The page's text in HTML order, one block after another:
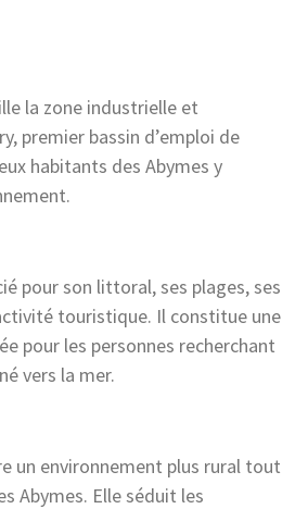
la zone industrielle et
premier bassin d’emploi de
habitants des Abymes y
pour son littoral, ses plages, ses
touristique. Il constitue une
pour les personnes recherchant
vers la mer.
un environnement plus rural tout
Abymes. Elle séduit les